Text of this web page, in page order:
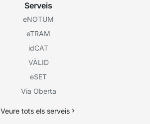
Serveis
eNOTUM
eTRAM
idCAT
VÀLID
eSET
Via Oberta
Veure tots els serveis